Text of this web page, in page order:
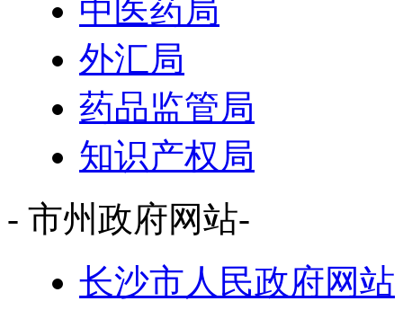
中医药局
外汇局
药品监管局
知识产权局
- 市州政府网站-
长沙市人民政府网站